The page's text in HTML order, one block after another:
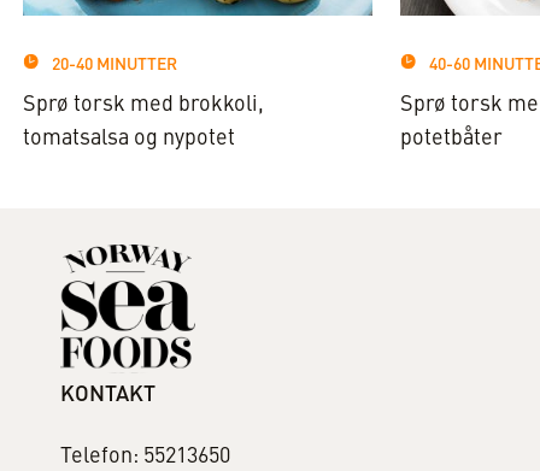
20-40 MINUTTER
Sprø torsk med brokkoli,
tomatsalsa og nypotet
40-60
Sprø torsk
potetbåter
KONTAKT
Telefon: 55213650